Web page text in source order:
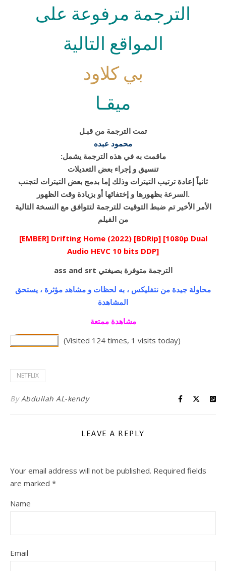
الترجمة مرفوعة على
المواقع التالية
بي كلاود
ميقـا
تمت الترجمة من قبـل
محمود عبده
:ماقمت به في هذه الترجمة يشمل
تنسيق و إجراء بعض التعديلات
ثانياً إعادة ترتيب التيترات وذلك إما بدمج بعض التيترات لتجنب
السرعة بظهورها و إختفائها أو بزيادة وقت الظهور.
الأمر الأخير تم ضبط التوقيت للترجمة لتتوافق مع النسخة التالية
من الفيلم
[EMBER] Drifting Home (2022) [BDRip] [1080p Dual
Audio HEVC 10 bits DDP]
ass and srt الترجمة متوفرة بصيغتي
محاولة جيدة من نتفليكس ، به لحظات و مشاهد مؤثرة ، يستحق
المشاهدة
مشاهدة ممتعة
(Visited 124 times, 1 visits today)
NETFLIX
ByAbdullah AL-kendy
LEAVE A REPLY
Your email address will not be published. Required fields
are marked *
Name
Email